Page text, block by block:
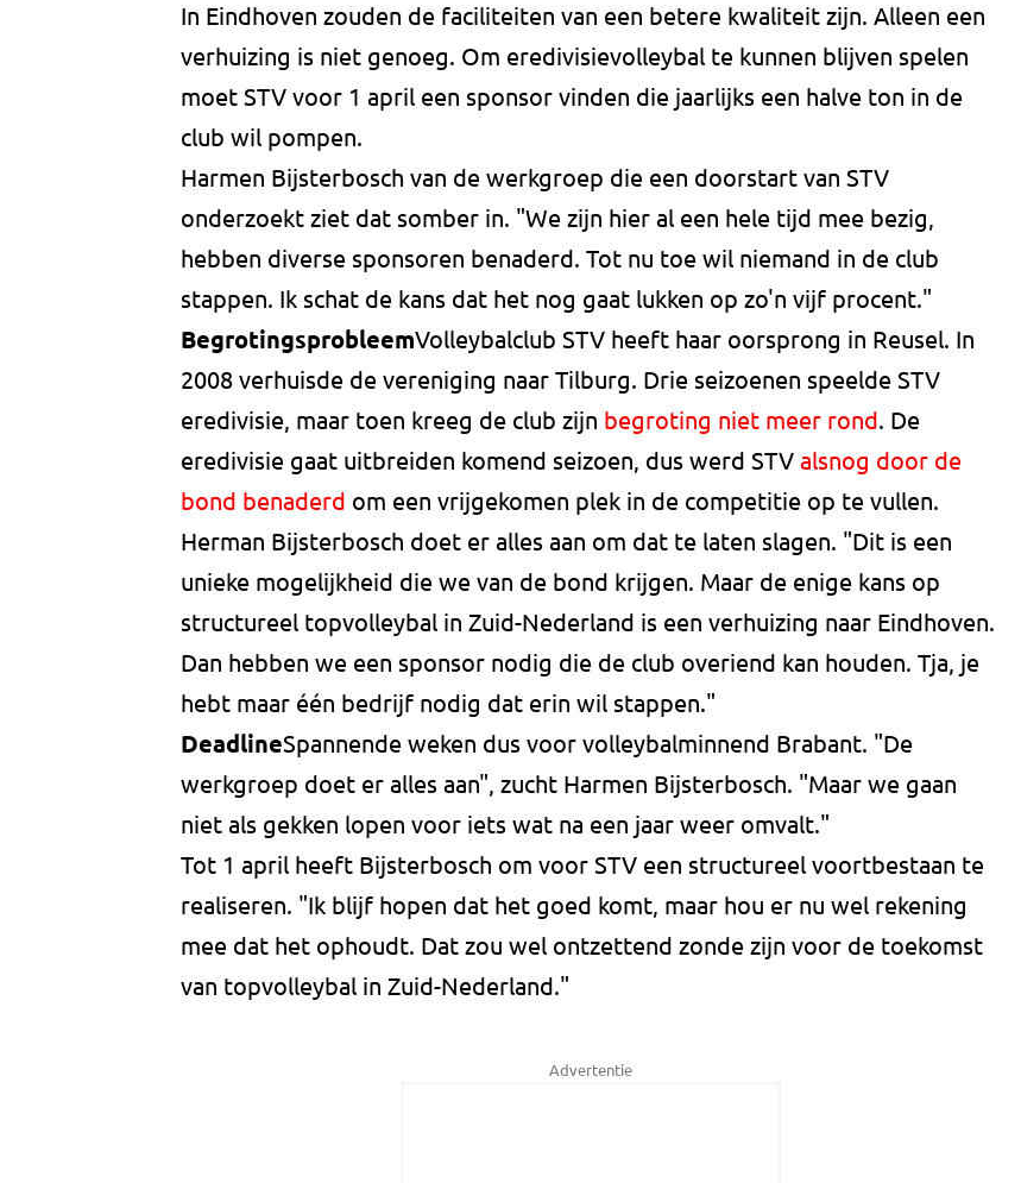
In Eindhoven zouden de faciliteiten van een betere kwaliteit zijn. Alleen een
verhuizing is niet genoeg. Om eredivisievolleybal te kunnen blijven spelen
moet STV voor 1 april een sponsor vinden die jaarlijks een halve ton in de
club wil pompen.
Harmen Bijsterbosch van de werkgroep die een doorstart van STV
onderzoekt ziet dat somber in. "We zijn hier al een hele tijd mee bezig,
hebben diverse sponsoren benaderd. Tot nu toe wil niemand in de club
stappen. Ik schat de kans dat het nog gaat lukken op zo'n vijf procent."
BegrotingsprobleemVolleybalclub STV heeft haar oorsprong in Reusel. In
2008 verhuisde de vereniging naar Tilburg. Drie seizoenen speelde STV
eredivisie, maar toen kreeg de club zijn begroting niet meer rond. De
eredivisie gaat uitbreiden komend seizoen, dus werd STV alsnog door de
bond benaderd om een vrijgekomen plek in de competitie op te vullen.
Herman Bijsterbosch doet er alles aan om dat te laten slagen. "Dit is een
unieke mogelijkheid die we van de bond krijgen. Maar de enige kans op
structureel topvolleybal in Zuid-Nederland is een verhuizing naar Eindhoven.
Dan hebben we een sponsor nodig die de club overiend kan houden. Tja, je
hebt maar één bedrijf nodig dat erin wil stappen."
DeadlineSpannende weken dus voor volleybalminnend Brabant. "De
werkgroep doet er alles aan", zucht Harmen Bijsterbosch. "Maar we gaan
niet als gekken lopen voor iets wat na een jaar weer omvalt."
Tot 1 april heeft Bijsterbosch om voor STV een structureel voortbestaan te
realiseren. "Ik blijf hopen dat het goed komt, maar hou er nu wel rekening
mee dat het ophoudt. Dat zou wel ontzettend zonde zijn voor de toekomst
van topvolleybal in Zuid-Nederland."
Advertentie